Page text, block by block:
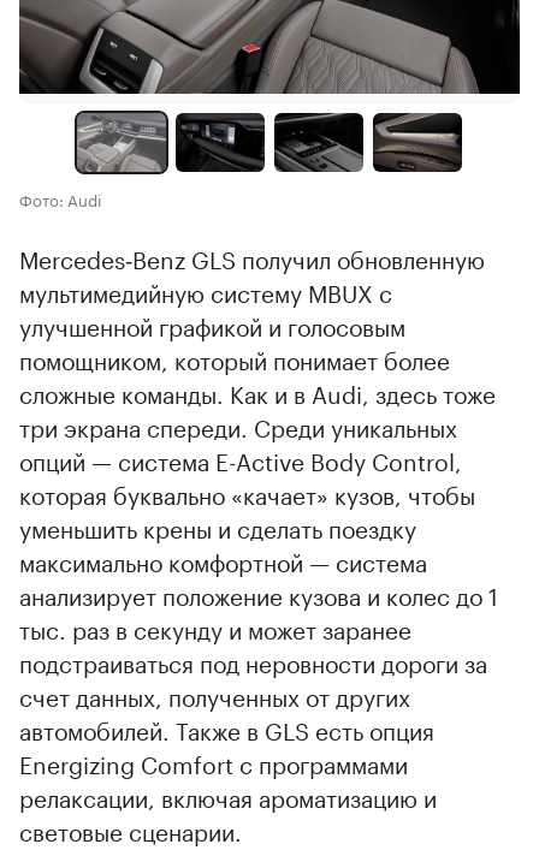
Фото: Audi
Mercedes‑Benz GLS получил обновленную
мультимедийную систему MBUX с
улучшенной графикой и голосовым
помощником, который понимает более
сложные команды. Как и в Audi, здесь тоже
три экрана спереди. Среди уникальных
опций — система E-Active Body Control,
которая буквально «качает» кузов, чтобы
уменьшить крены и сделать поездку
максимально комфортной — система
анализирует положение кузова и колес до 1
тыс. раз в секунду и может заранее
подстраиваться под неровности дороги за
счет данных, полученных от других
автомобилей. Также в GLS есть опция
Energizing Comfort с программами
релаксации, включая ароматизацию и
световые сценарии.